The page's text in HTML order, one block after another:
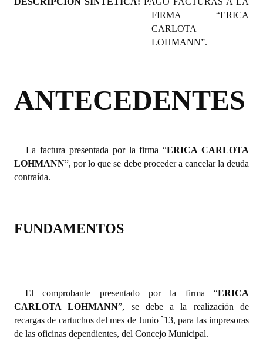
Reglamento Interno
DOCUMENTOS
Informes de Unidad Coordinadora
Ejecución Presupuestaria
Actas de Audiencias Públicas
FIRMA “ERICA
CARLOTA
LOHMANN”.
ANTECEDENTES
La factura presentada por la firma “ERICA CARLOTA
LOHMANN”, por lo que se debe proceder a cancelar la deuda
contraída.
FUNDAMENTOS
El comprobante presentado por la firma “ERICA
CARLOTA LOHMANN”, se debe a la realización de
recargas de cartuchos del mes de Junio `13, para las impresoras
de las oficinas dependientes, del Concejo Municipal.